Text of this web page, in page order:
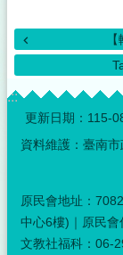
:::
更新日期： 115-
資料維護：臺南
原民會地址：
中心6樓)｜原民會
文教社福科：06-